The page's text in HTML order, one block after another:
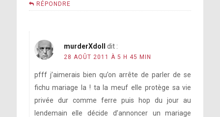
RÉPONDRE
murderXdoll dit :
28 AOÛT 2011 À 5 H 45 MIN
pfff j’aimerais bien qu’on arrête de parler de se
fichu mariage la ! ta la meuf elle protège sa vie
privée dur comme ferre puis hop du jour au
lendemain elle décide d’annoncer un mariage